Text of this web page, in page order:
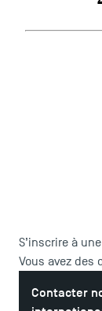
Actualités
Agenda
Brochures
S’inscrire à
Vous avez des
Contacter